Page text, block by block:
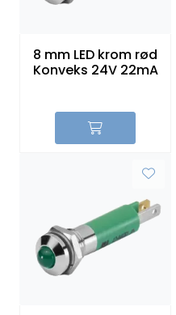
8 mm LED krom rød
Konveks 24V 22mA